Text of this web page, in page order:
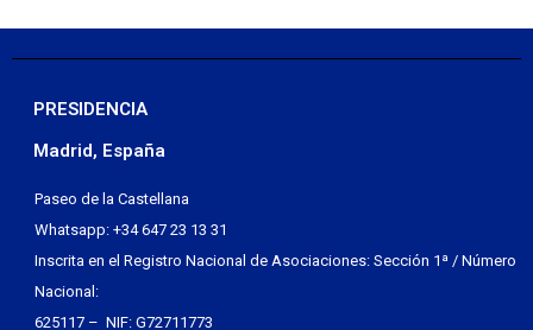
PRESIDENCIA
Madrid, España
Paseo de la Castellana
Whatsapp: +34 647 23 13 31
Inscrita en el Registro Nacional de Asociaciones: Sección 1ª / Número
Nacional:
625117 – NIF: G72711773